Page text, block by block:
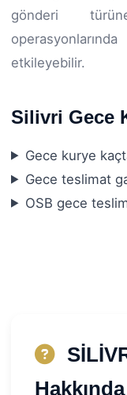
gönderi
etkileyebilir.
Silivri Gece
Gece kurye
Gece teslimat
OSB gece